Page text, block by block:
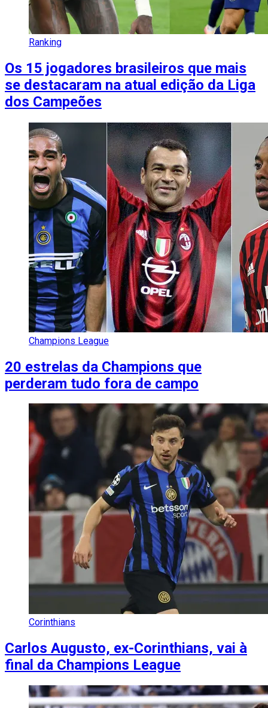
Ranking
Os 15 jogadores brasileiros que mais
se destacaram na atual edição da Liga
dos Campeões
Champions League
20 estrelas da Champions que
perderam tudo fora de campo
Corinthians
Carlos Augusto, ex-Corinthians, vai à
final da Champions League